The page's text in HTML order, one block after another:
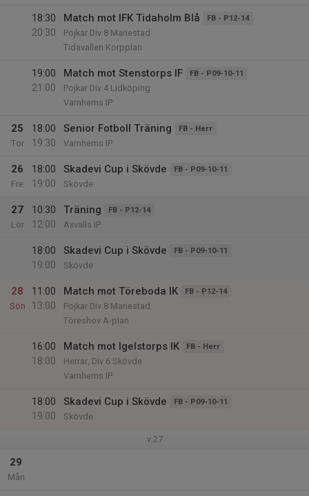
18:30
20:30
Match mot IFK Tidaholm Blå FB - P12-14
Pojkar Div 8 Mariestad
Tidavallen Korpplan
19:00
21:00
Match mot Stenstorps IF FB - P09-10-11
Pojkar Div 4 Lidköping
Varnhems IP
25
Tor
18:00
19:30
Senior Fotboll Träning FB - Herr
Varnhems IP
26
Fre
18:00
19:00
Skadevi Cup i Skövde FB - P09-10-11
Skövde
27
Lör
10:30
12:00
Träning FB - P12-14
Axvalls IP
18:00
19:00
Skadevi Cup i Skövde FB - P09-10-11
Skövde
28
Sön
11:00
13:00
Match mot Töreboda IK FB - P12-14
Pojkar Div 8 Mariestad
Töreshov A-plan
16:00
18:00
Match mot Igelstorps IK FB - Herr
Herrar, Div 6 Skövde
Varnhems IP
18:00
19:00
Skadevi Cup i Skövde FB - P09-10-11
Skövde
v.27
29
Mån